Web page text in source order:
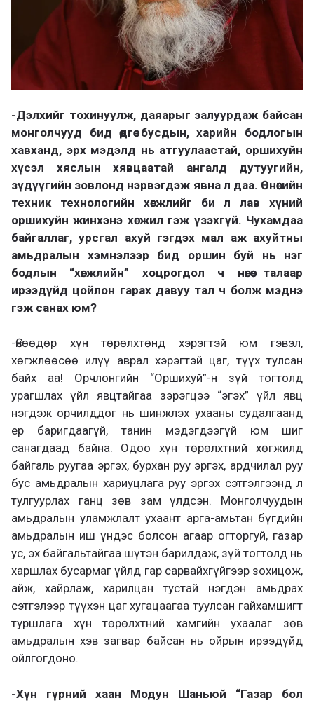
-Дэлхийг тохинуулж, даяарыг залуурдаж байсан
монголчууд бид өдгөө бусдын, харийн бодлогын
хавханд, эрх мэдэлд нь атгуулаастай, оршихуйн
хүсэл хяслын хявцаатай ангалд дутуугийн,
зүдүүгийн зовлонд нэрвэгдэж явна л даа. Өнөөгийн
техник технологийн хөгжлийг би л лав хүний
оршихуйн жинхэнэ хөгжил гэж үзэхгүй. Чухамдаа
байгаллаг, урсгал ахуй гэгдэх мал аж ахуйтны
амьдралын хэмнэлээр бид оршин буй нь нэг
бодлын “хөгжлийн” хоцрогдол ч нөгөө талаар
ирээдүйд цойлон гарах давуу тал ч болж мэднэ
гэж санах юм?
-Өнөөдөр хүн төрөлхтөнд хэрэгтэй юм гэвэл,
хөгжлөөсөө илүү аврал хэрэгтэй цаг, түүх тулсан
байх аа! Орчлонгийн “Оршихуй”-н зүй тогтолд
урагшлах үйл явцтайгаа зэрэгцээ “эгэх” үйл явц
нэгдэж орчилддог нь шинжлэх ухааны судалгаанд
ер баригдаагүй, танин мэдэгдээгүй юм шиг
санагдаад байна. Одоо хүн төрөлхтний хөгжилд
байгаль руугаа эргэх, бурхан руу эргэх, ардчилал руу
бус амьдралын хариуцлага руу эргэх сэтгэлгээнд л
тулгуурлах ганц зөв зам үлдсэн. Монголчуудын
амьдралын уламжлалт ухаант арга-амьтан бүгдийн
амьдралын иш үндэс болсон агаар огторгуй, газар
ус, эх байгальтайгаа шүтэн барилдаж, зүй тогтолд нь
харшлах бусармаг үйлд гар сарвайхгүйгээр зохицож,
айж, хайрлаж, харилцан тустай нэгдэн амьдрах
сэтгэлээр түүхэн цаг хугацаагаа туулсан гайхамшигт
туршлага хүн төрөлхтний хамгийн ухаалаг зөв
амьдралын хэв загвар байсан нь ойрын ирээдүйд
ойлгогдоно.
-Хүн гүрний хаан Модун Шаньюй “Газар бол